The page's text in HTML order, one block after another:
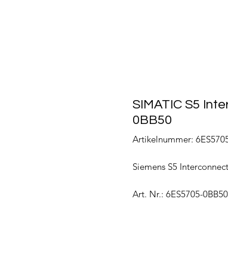
SIMATIC S5
0BB50
Artikelnummer:
Siemens S5
Art. Nr.: 6ES5705-0BB50